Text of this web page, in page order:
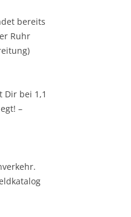
bereits
Ruhr
Dir bei 1,1
–